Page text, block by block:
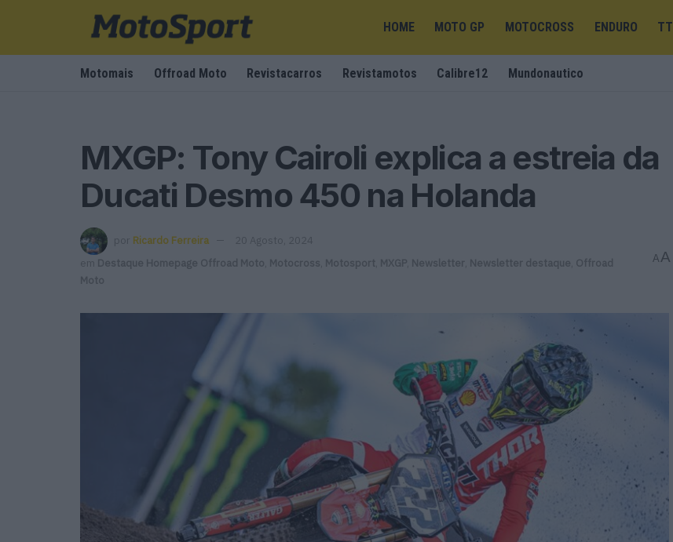
HOME MOTO GP MOTOCROSS ENDURO TT
Motomais Offroad Moto Revistacarros Revistamotos Calibre12 Mundonautico
MXGP: Tony Cairoli explica a estreia da
Ducati Desmo 450 na Holanda
por Ricardo Ferreira
20 Agosto, 2024
em
Destaque Homepage Offroad Moto Motocross Motosport MXGP Newsletter Newsletter destaque Offroad
Moto
AA